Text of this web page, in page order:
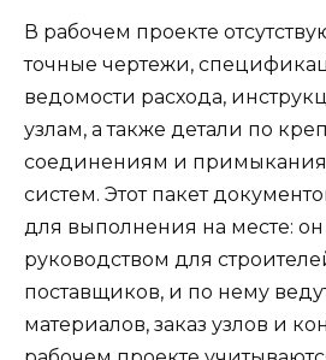
В рабочем проекте
точные чертежи,
ведомости расхода,
узлам, а также детали по
соединениям и
систем. Этот пакет
для выполнения на месте:
руководством для
поставщиков, и по нему
материалов, заказ узлов и